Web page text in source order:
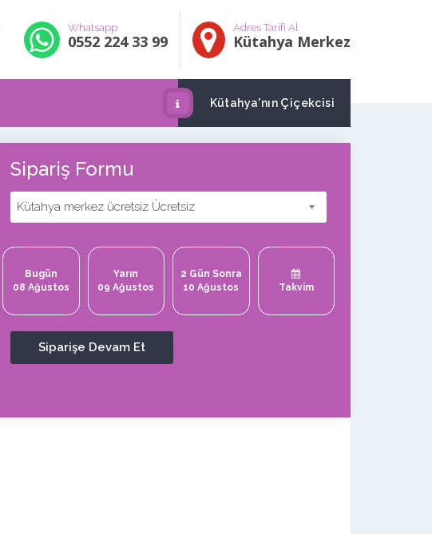
Whatsapp
0552 224 33 99
Adres Tarifi Al
Kütahya Merkez
Kütahya'nın Çiçekcisi
Sipariş Formu
Kütahya merkez ücretsiz Ücretsiz
Bugün
08 Ağustos
Yarın
09 Ağustos
2 Gün Sonra
10 Ağustos
Takvim